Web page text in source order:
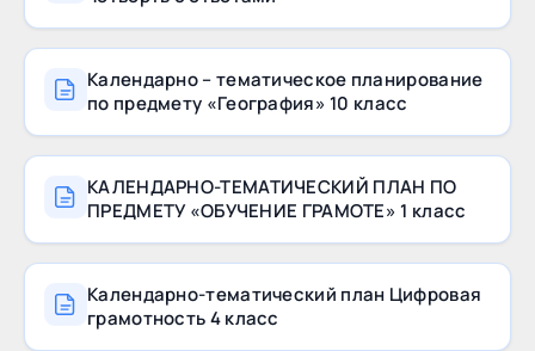
Календарно – тематическое планирование
по предмету «География» 10 класс
КАЛЕНДАРНО-ТЕМАТИЧЕСКИЙ ПЛАН ПО
ПРЕДМЕТУ «ОБУЧЕНИЕ ГРАМОТЕ» 1 класс
Календарно-тематический план Цифровая
грамотность 4 класс